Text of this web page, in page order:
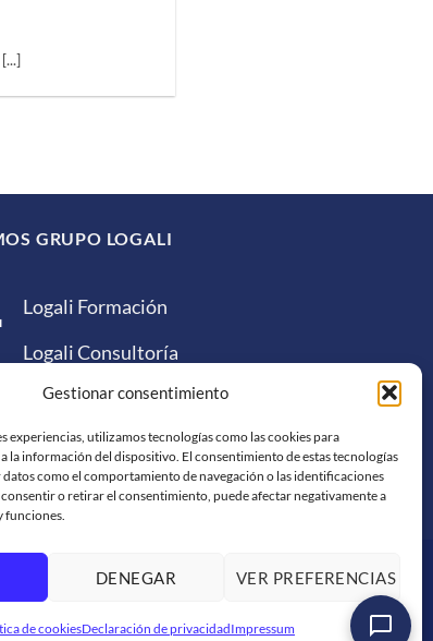
Gestionar consentimiento
experiencias, utilizamos tecnologías como las cookies para
la información del dispositivo. El consentimiento de estas tecnologías
como el comportamiento de navegación o las identificaciones
consentir o retirar el consentimiento, puede afectar negativamente a
funciones.
DENEGAR VER PREFERENCIAS
de cookiesDeclaración de privacidadImpressum
GRUPO LOGALI
Logali Formación
Logali Consultoría
Logali Ingeniería
Bank
Sepa Skrill
Western